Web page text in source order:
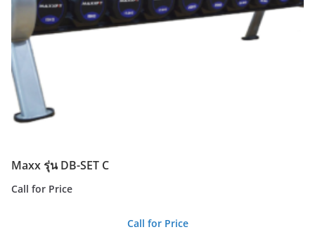
Maxx รุ่น DB-SET C
Call for Price
Call for Price